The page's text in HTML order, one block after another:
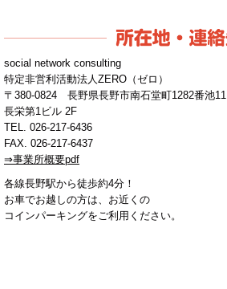
2016年9月
2016年5月
2016年3月
2016年1月
2015年12月
2015年11月
2015年10月
social network consulting
特定非営利活動法人ZERO（ゼロ）
〒380-0824 長野県長野市南石堂町1282番池11
長栄第1ビル 2F
TEL. 026-217-6436
FAX. 026-217-6437
⇒事業所概要pdf
各線長野駅から徒歩約4分！
お車でお越しの方は、お近くの
コインパーキングをご利用ください。